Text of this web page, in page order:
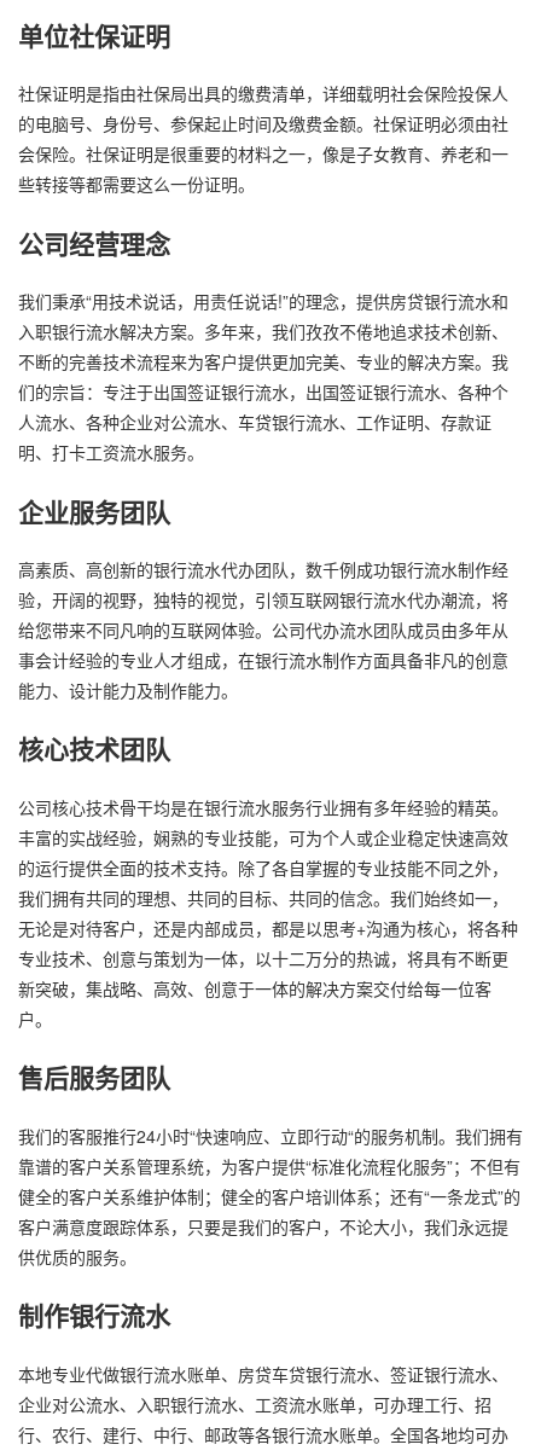
单位社保证明
社保证明是指由社保局出具的缴费清单，详细载明社会保险投保人
的电脑号、身份号、参保起止时间及缴费金额。社保证明必须由社
会保险。社保证明是很重要的材料之一，像是子女教育、养老和一
些转接等都需要这么一份证明。
公司经营理念
我们秉承“用技术说话，用责任说话!”的理念，提供房贷银行流水和
入职银行流水解决方案。多年来，我们孜孜不倦地追求技术创新、
不断的完善技术流程来为客户提供更加完美、专业的解决方案。我
们的宗旨：专注于出国签证银行流水，出国签证银行流水、各种个
人流水、各种企业对公流水、车贷银行流水、工作证明、存款证
明、打卡工资流水服务。
企业服务团队
高素质、高创新的银行流水代办团队，数千例成功银行流水制作经
验，开阔的视野，独特的视觉，引领互联网银行流水代办潮流，将
给您带来不同凡响的互联网体验。公司代办流水团队成员由多年从
事会计经验的专业人才组成，在银行流水制作方面具备非凡的创意
能力、设计能力及制作能力。
核心技术团队
公司核心技术骨干均是在银行流水服务行业拥有多年经验的精英。
丰富的实战经验，娴熟的专业技能，可为个人或企业稳定快速高效
的运行提供全面的技术支持。除了各自掌握的专业技能不同之外，
我们拥有共同的理想、共同的目标、共同的信念。我们始终如一，
无论是对待客户，还是内部成员，都是以思考+沟通为核心，将各种
专业技术、创意与策划为一体，以十二万分的热诚，将具有不断更
新突破，集战略、高效、创意于一体的解决方案交付给每一位客
户。
售后服务团队
我们的客服推行24小时“快速响应、立即行动“的服务机制。我们拥有
靠谱的客户关系管理系统，为客户提供“标准化流程化服务”；不但有
健全的客户关系维护体制；健全的客户培训体系；还有“一条龙式”的
客户满意度跟踪体系，只要是我们的客户，不论大小，我们永远提
供优质的服务。
制作银行流水
本地专业代做银行流水账单、房贷车贷银行流水、签证银行流水、
企业对公流水、入职银行流水、工资流水账单，可办理工行、招
行、农行、建行、中行、邮政等各银行流水账单。全国各地均可办